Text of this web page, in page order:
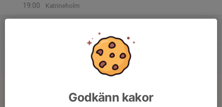
19:00
Katrineholm
Föreningsläger 16-18 aug
KatrineholmGodkänn kakor